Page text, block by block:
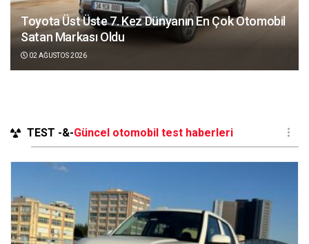
Toyota Üst Üste 7. Kez Dünyanın En Çok Otomobil
Satan Markası Oldu
02 AĞUSTOS 2026
TEST -&-Güncel otomobil test haberleri